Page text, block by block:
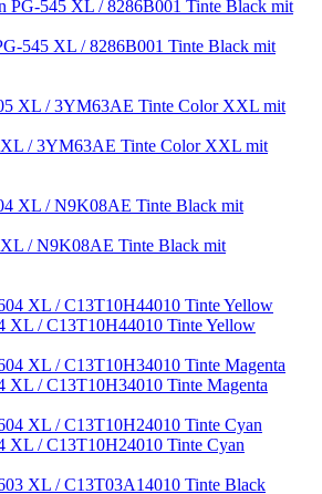
545 XL / 8286B001 Tinte Black mit
XL / 3YM63AE Tinte Color XXL mit
/ N9K08AE Tinte Black mit
XL / C13T10H44010 Tinte Yellow
XL / C13T10H34010 Tinte Magenta
XL / C13T10H24010 Tinte Cyan